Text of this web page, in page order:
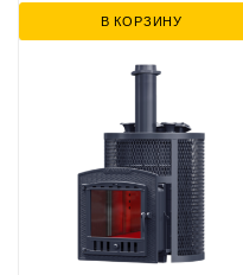
В КОРЗИНУ